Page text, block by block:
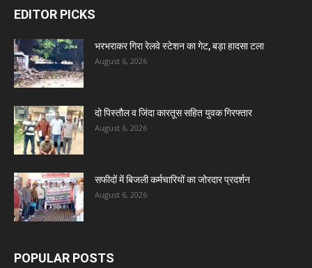
EDITOR PICKS
भरभराकर गिरा रेलवे स्टेशन का गेट, बड़ा हादसा टला
August 6, 2026
दो पिस्तौल व जिंदा कारतूस सहित युवक गिरफ्तार
August 6, 2026
सफीदों में बिजली कर्मचारियों का जोरदार प्रदर्शन
August 6, 2026
POPULAR POSTS